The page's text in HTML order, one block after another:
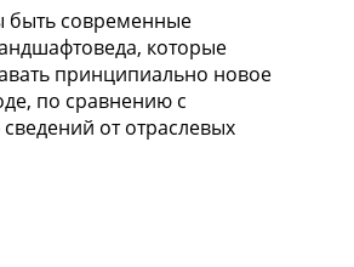
быть современные
которые
принципиально новое
по сравнению с
от отраслевых